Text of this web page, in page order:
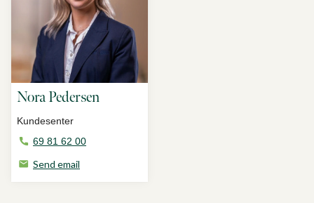
Nora Pedersen
Kundesenter
69 81 62 00
Send email